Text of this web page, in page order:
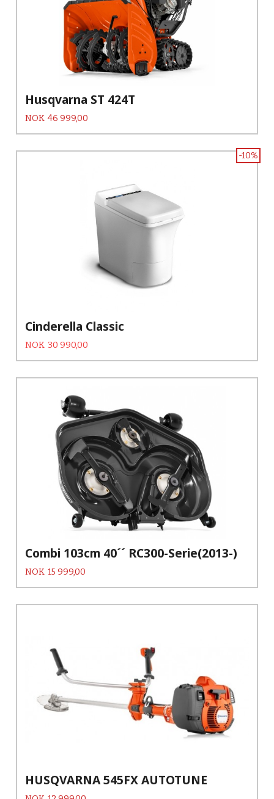
Husqvarna ST 424T
Pris
NOK 46 999,00
Cinderella Classic
Tilbud
NOK 30 990,00Rabatt
-10%
Combi 103cm 40´´ RC300-Serie(2013-)
Pris
NOK 15 999,00
HUSQVARNA 545FX AUTOTUNE